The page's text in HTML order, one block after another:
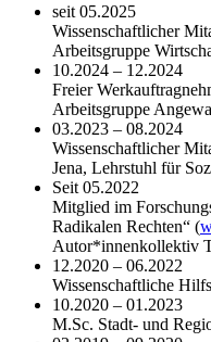
seit 05.2025
Wissenschaftlicher
Arbeitsgruppe
10.2024 – 12.2024
Freier
Arbeitsgruppe
03.2023 – 08.2024
Wissenschaftlicher
Jena, Lehrstuhl für
Seit 05.2022
Mitglied im
Radikalen Rechten“ (
Autor*innenkollektiv
12.2020 – 06.2022
Wissenschaftliche
10.2020 – 01.2023
M.Sc. Stadt- und